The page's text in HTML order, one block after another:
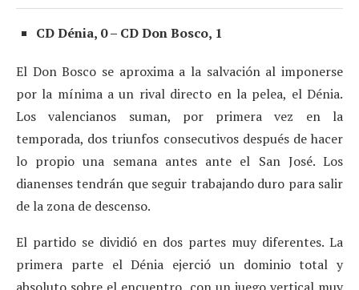
CD Dénia, 0 – CD Don Bosco, 1
El Don Bosco se aproxima a la salvación al imponerse
por la mínima a un rival directo en la pelea, el Dénia.
Los valencianos suman, por primera vez en la
temporada, dos triunfos consecutivos después de hacer
lo propio una semana antes ante el San José. Los
dianenses tendrán que seguir trabajando duro para salir
de la zona de descenso.
El partido se dividió en dos partes muy diferentes. La
primera parte el Dénia ejerció un dominio total y
absoluto sobre el encuentro, con un juego vertical muy